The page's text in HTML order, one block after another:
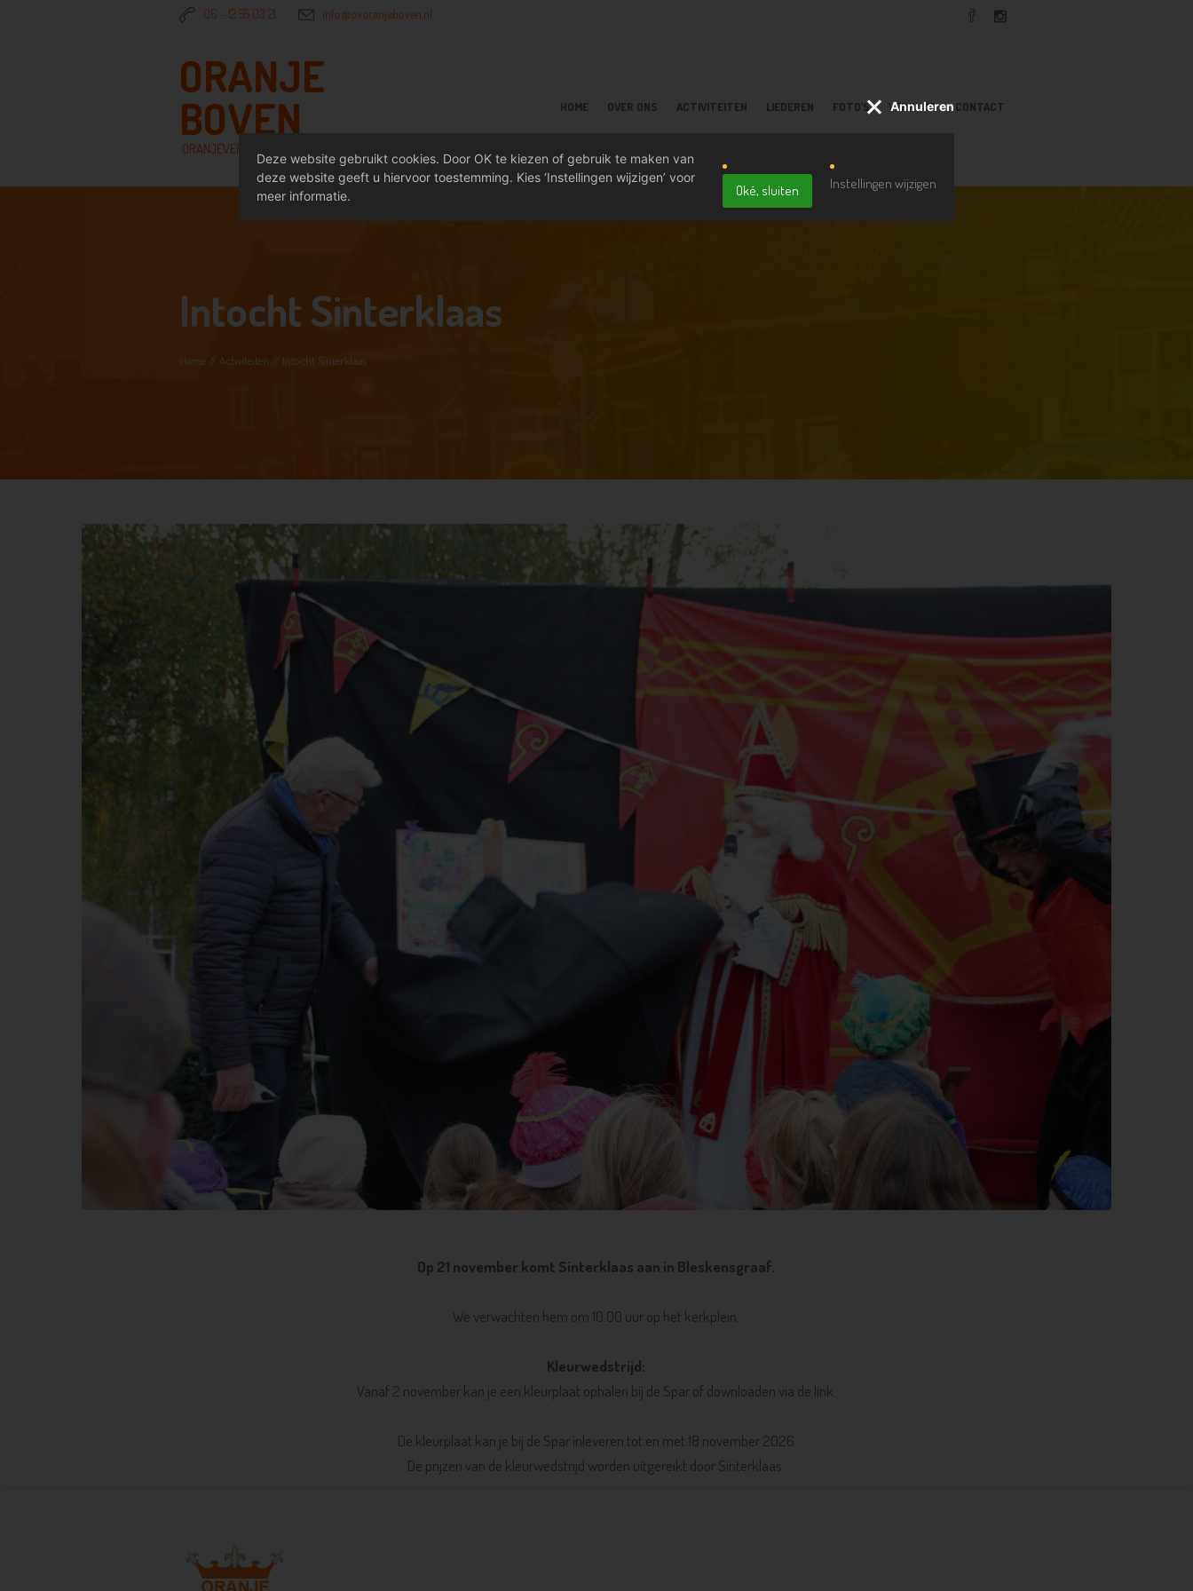
06 - 12 55 03 21 info@ovoranjeboven.nl
ORANJE
BOVEN
ORANJEVERENIGING
HOME OVER ONS ACTIVITEITEN LIEDEREN FOTO’S VERHUUR CONTACT
Intocht Sinterklaas
Home // Activiteiten // Intocht Sinterklaas
Op 21 november komt Sinterklaas aan in Bleskensgraaf.
We verwachten hem om 10.00 uur op het kerkplein.
Kleurwedstrijd:
Vanaf 2 november kan je een kleurplaat ophalen bij de Spar of downloaden via de link.
De kleurplaat kan je bij de Spar inleveren tot en met 18 november 2026
De prijzen van de kleurwedstrijd worden uitgereikt door Sinterklaas.
Deze website gebruikt cookies. Door OK te kiezen of gebruik te maken van
deze website geeft u hiervoor toestemming. Kies ‘Instellingen wijzigen’ voor
meer informatie.
Oké, sluiten Instellingen wijzigen
Annuleren